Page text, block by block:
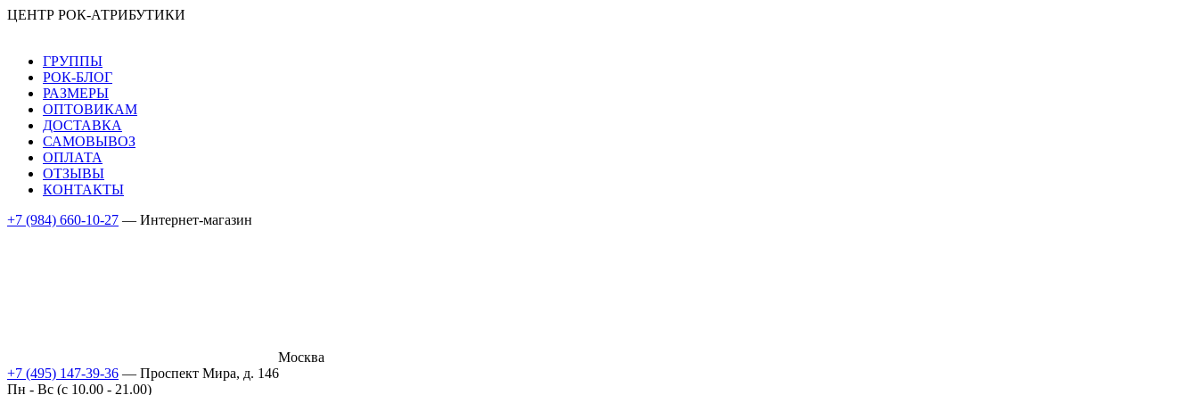
ЦЕНТР РОК-АТРИБУТИКИ
ГРУППЫ
РОК-БЛОГ
РАЗМЕРЫ
ОПТОВИКАМ
ДОСТАВКА
САМОВЫВОЗ
ОПЛАТА
ОТЗЫВЫ
КОНТАКТЫ
+7 (984) 660-10-27 — Интернет-магазин
Москва
+7 (495) 147-39-36 — Проспект Мира, д. 146
Пн - Вс (c 10.00 - 21.00)